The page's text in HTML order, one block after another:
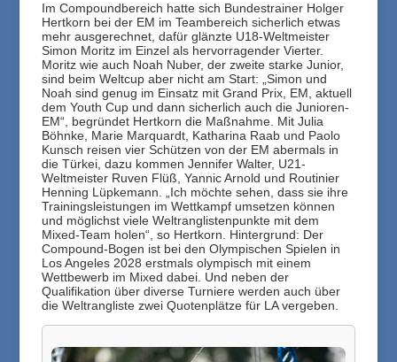
Im Compoundbereich hatte sich Bundestrainer Holger
Hertkorn bei der EM im Teambereich sicherlich etwas
mehr ausgerechnet, dafür glänzte U18-Weltmeister
Simon Moritz im Einzel als hervorragender Vierter.
Moritz wie auch Noah Nuber, der zweite starke Junior,
sind beim Weltcup aber nicht am Start: „Simon und
Noah sind genug im Einsatz mit Grand Prix, EM, aktuell
dem Youth Cup und dann sicherlich auch die Junioren-
EM“, begründet Hertkorn die Maßnahme. Mit Julia
Böhnke, Marie Marquardt, Katharina Raab und Paolo
Kunsch reisen vier Schützen von der EM abermals in
die Türkei, dazu kommen Jennifer Walter, U21-
Weltmeister Ruven Flüß, Yannic Arnold und Routinier
Henning Lüpkemann. „Ich möchte sehen, dass sie ihre
Trainingsleistungen im Wettkampf umsetzen können
und möglichst viele Weltranglistenpunkte mit dem
Mixed-Team holen“, so Hertkorn. Hintergrund: Der
Compound-Bogen ist bei den Olympischen Spielen in
Los Angeles 2028 erstmals olympisch mit einem
Wettbewerb im Mixed dabei. Und neben der
Qualifikation über diverse Turniere werden auch über
die Weltrangliste zwei Quotenplätze für LA vergeben.